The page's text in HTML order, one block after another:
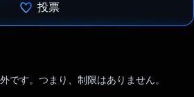
投票
です。つまり、制限はありません。